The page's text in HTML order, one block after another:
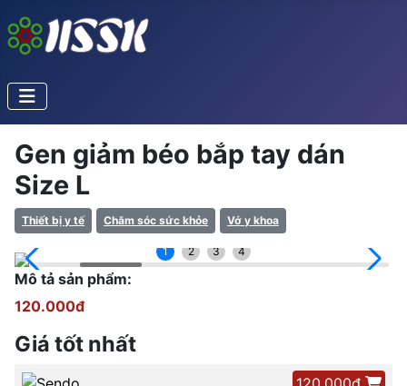
Gen giảm béo bắp tay dán
Size L
Thiết bị y tế Chăm sóc sức khỏe Vớ y khoa
1 2 3 4
Mô tả sản phẩm:
120.000đ
Giá tốt nhất